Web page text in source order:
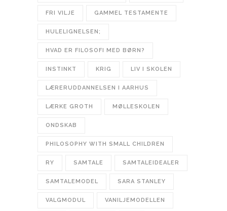
FRI VILJE GAMMEL TESTAMENTE
HULELIGNELSEN;
HVAD ER FILOSOFI MED BØRN?
INSTINKT KRIG LIV I SKOLEN
LÆRERUDDANNELSEN I AARHUS
LÆRKE GROTH MØLLESKOLEN
ONDSKAB
PHILOSOPHY WITH SMALL CHILDREN
RY SAMTALE SAMTALEIDEALER
SAMTALEMODEL SARA STANLEY
VALGMODUL VANILJEMODELLEN